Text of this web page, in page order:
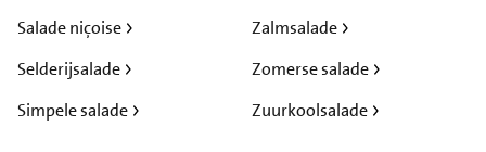
Salade niçoise
Selderijsalade
Simpele salade
Zalmsalade
Zomerse salade
Zuurkoolsalade